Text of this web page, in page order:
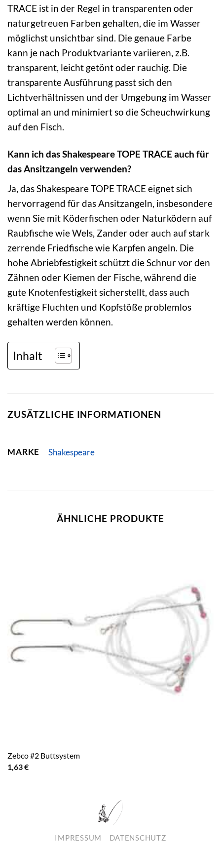
TRACE ist in der Regel in transparenten oder
naturgetreuen Farben gehalten, die im Wasser
möglichst unsichtbar sind. Die genaue Farbe
kann je nach Produktvariante variieren, z.B.
transparent, leicht getönt oder rauchig. Die
transparente Ausführung passt sich den
Lichtverhältnissen und der Umgebung im Wasser
optimal an und minimiert so die Scheuchwirkung
auf den Fisch.
Kann ich das Shakespeare TOPE TRACE auch für
das Ansitzangeln verwenden?
Ja, das Shakespeare TOPE TRACE eignet sich
hervorragend für das Ansitzangeln, insbesondere
wenn Sie mit Köderfischen oder Naturködern auf
Raubfische wie Wels, Zander oder auch auf stark
zerrende Friedfische wie Karpfen angeln. Die
hohe Abriebfestigkeit schützt die Schnur vor den
Zähnen oder Kiemen der Fische, während die
gute Knotenfestigkeit sicherstellt, dass auch
kräftige Fluchten und Kopfstöße problemlos
gehalten werden können.
Inhalt
ZUSÄTZLICHE INFORMATIONEN
MARKE Shakespeare
ÄHNLICHE PRODUKTE
Zebco #2 Buttsystem
1,63€
IMPRESSUM DATENSCHUTZ